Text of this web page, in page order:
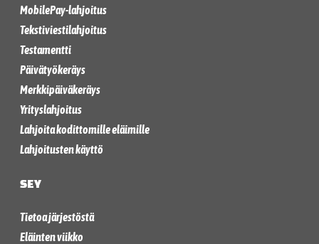
MobilePay-lahjoitus
Tekstiviestilahjoitus
Testamentti
Päivätyökeräys
Merkkipäiväkeräys
Yrityslahjoitus
Lahjoita kodittomille eläimille
Lahjoitusten käyttö
SEY
Tietoa järjestöstä
Eläinten viikko